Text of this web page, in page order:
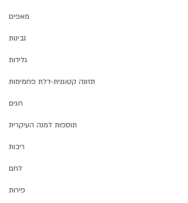
מאפים
גבינות
גלידות
תזונה קטוגנית-דלת פחמימות
חגים
תוספות למנה העיקרית
ריבות
לחם
פירות